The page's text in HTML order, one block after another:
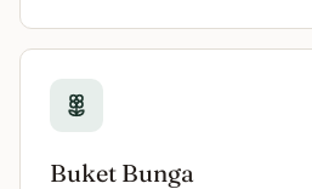
Buket Bunga